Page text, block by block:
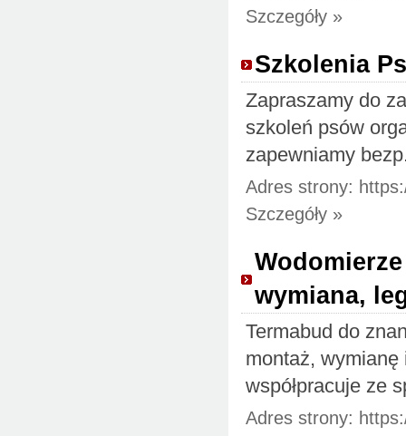
Szczegóły »
Szkolenia
Zapraszamy do
szkoleń psów
zapewniamy
Adres strony:
Szczegóły »
wymiana,
Termabud do
montaż, wymianę
współpracuje ze
Adres strony: